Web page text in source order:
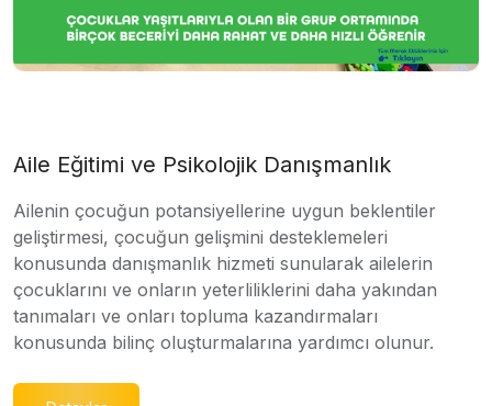
Aile Eğitimi ve Psikolojik Danışmanlık
Ailenin çocuğun potansiyellerine uygun beklentiler
geliştirmesi, çocuğun gelişmini desteklemeleri
konusunda danışmanlık hizmeti sunularak ailelerin
çocuklarını ve onların yeterliliklerini daha yakından
tanımaları ve onları topluma kazandırmaları
konusunda bilinç oluşturmalarına yardımcı olunur.